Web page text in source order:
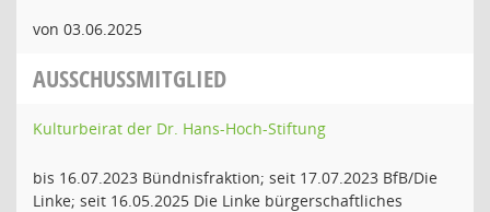
von 03.06.2025
AUSSCHUSSMITGLIED
Kulturbeirat der Dr. Hans-Hoch-Stiftung
bis 16.07.2023 Bündnisfraktion; seit 17.07.2023 BfB/Die
Linke; seit 16.05.2025 Die Linke bürgerschaftliches